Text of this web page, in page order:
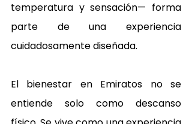
temperatura y sensación— forma
parte de una experiencia
cuidadosamente diseñada.
El bienestar en Emiratos no se
entiende solo como descanso